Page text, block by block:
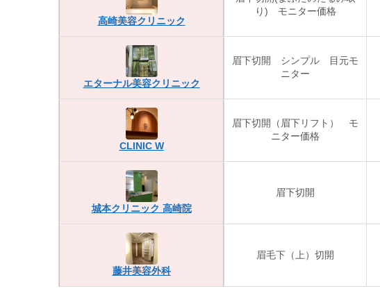
高崎美容クリニック
り) モニター価格
エターナル美容クリニック
眉下切開 シンプル 目元モ
ニター
CLINIC W
眉下切開（眉下リフト） モ
ニター価格
城本クリニック 高崎院
眉下切開
藤井美容外科
眉毛下（上）切開